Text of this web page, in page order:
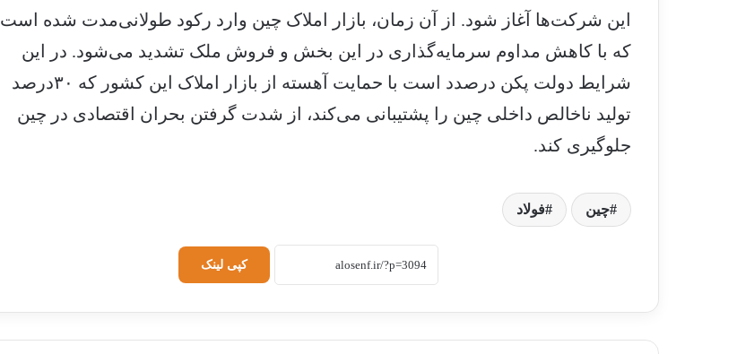
این شرکت‌ها آغاز شود. از آن زمان، بازار املاک چین وارد رکود طولانی‌مدت شده است
که با کاهش مداوم سرمایه‌گذاری در این بخش و فروش ملک تشدید می‌شود. در این
شرایط دولت پکن درصدد است با حمایت آهسته از بازار املاک این کشور که ۳۰‌درصد
تولید ناخالص داخلی چین را پشتیبانی می‌کند، از شدت گرفتن بحران اقتصادی در چین
جلوگیری کند.
چین فولاد
کپی لینک